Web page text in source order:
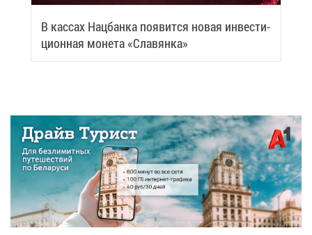
В кас­сах Нац­бан­ка по­явит­ся но­вая ин­ве­сти­
ци­он­ная мо­не­та «Сла­вян­ка»